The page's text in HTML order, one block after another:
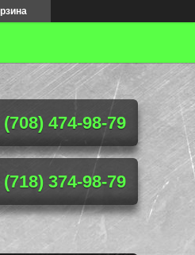
(708) 474-98-79
(718) 374-98-79